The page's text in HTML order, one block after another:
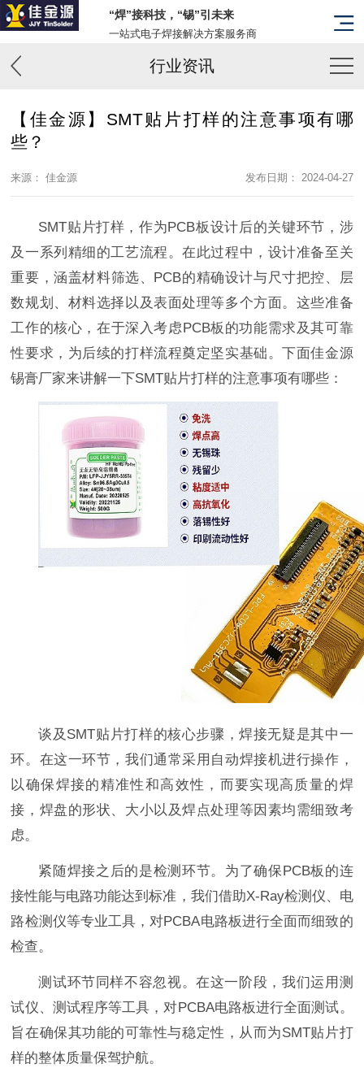
“焊”接科技，“锡”引未来
一站式电子焊接解决方案服务商
行业资讯
【佳金源】SMT贴片打样的注意事项有哪
些？
来源： 佳金源 发布日期： 2024-04-27
SMT贴片打样，作为PCB板设计后的关键环节，涉
及一系列精细的工艺流程。在此过程中，设计准备至关
重要，涵盖材料筛选、PCB的精确设计与尺寸把控、层
数规划、材料选择以及表面处理等多个方面。这些准备
工作的核心，在于深入考虑PCB板的功能需求及其可靠
性要求，为后续的打样流程奠定坚实基础。下面佳金源
锡膏厂家来讲解一下SMT贴片打样的注意事项有哪些：
谈及SMT贴片打样的核心步骤，焊接无疑是其中一
环。在这一环节，我们通常采用自动焊接机进行操作，
以确保焊接的精准性和高效性，而要实现高质量的焊
接，焊盘的形状、大小以及焊点处理等因素均需细致考
虑。
紧随焊接之后的是检测环节。为了确保PCB板的连
接性能与电路功能达到标准，我们借助X-Ray检测仪、电
路检测仪等专业工具，对PCBA电路板进行全面而细致的
检查。
测试环节同样不容忽视。在这一阶段，我们运用测
试仪、测试程序等工具，对PCBA电路板进行全面测试。
旨在确保其功能的可靠性与稳定性，从而为SMT贴片打
样的整体质量保驾护航。